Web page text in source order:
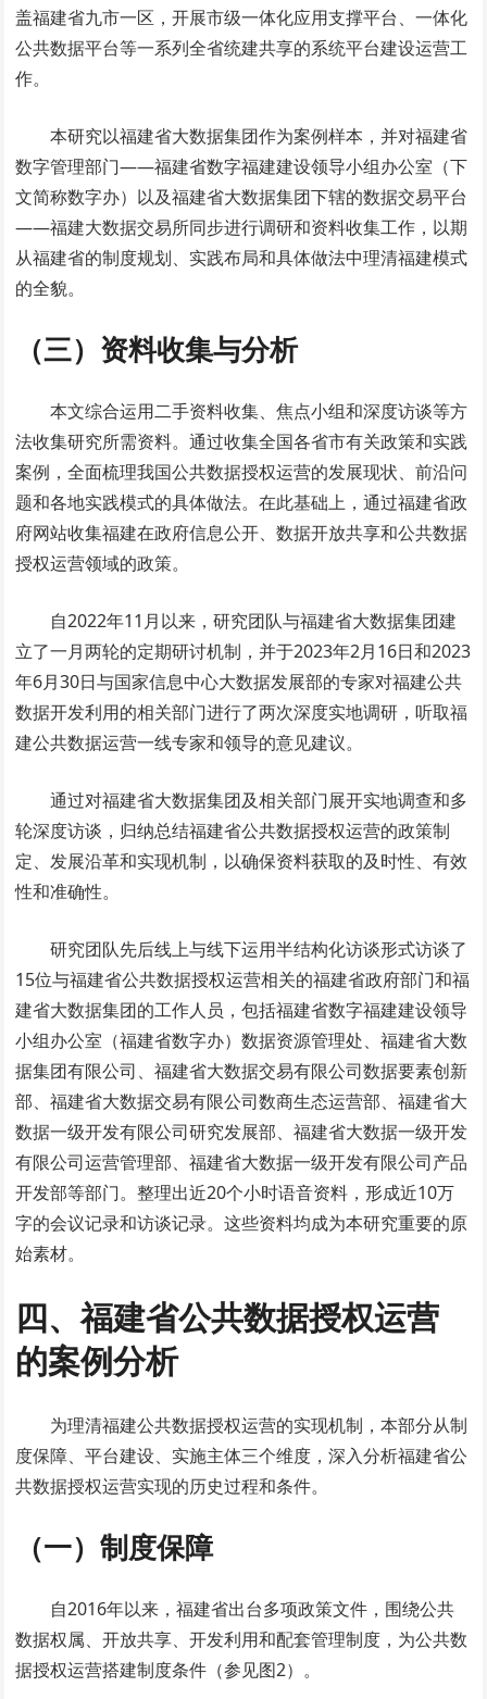
盖福建省九市一区，开展市级一体化应用支撑平台、一体化
公共数据平台等一系列全省统建共享的系统平台建设运营工
作。
本研究以福建省大数据集团作为案例样本，并对福建省
数字管理部门——福建省数字福建建设领导小组办公室（下
文简称数字办）以及福建省大数据集团下辖的数据交易平台
——福建大数据交易所同步进行调研和资料收集工作，以期
从福建省的制度规划、实践布局和具体做法中理清福建模式
的全貌。
（三）资料收集与分析
本文综合运用二手资料收集、焦点小组和深度访谈等方
法收集研究所需资料。通过收集全国各省市有关政策和实践
案例，全面梳理我国公共数据授权运营的发展现状、前沿问
题和各地实践模式的具体做法。在此基础上，通过福建省政
府网站收集福建在政府信息公开、数据开放共享和公共数据
授权运营领域的政策。
自2022年11月以来，研究团队与福建省大数据集团建
立了一月两轮的定期研讨机制，并于2023年2月16日和2023
年6月30日与国家信息中心大数据发展部的专家对福建公共
数据开发利用的相关部门进行了两次深度实地调研，听取福
建公共数据运营一线专家和领导的意见建议。
通过对福建省大数据集团及相关部门展开实地调查和多
轮深度访谈，归纳总结福建省公共数据授权运营的政策制
定、发展沿革和实现机制，以确保资料获取的及时性、有效
性和准确性。
研究团队先后线上与线下运用半结构化访谈形式访谈了
15位与福建省公共数据授权运营相关的福建省政府部门和福
建省大数据集团的工作人员，包括福建省数字福建建设领导
小组办公室（福建省数字办）数据资源管理处、福建省大数
据集团有限公司、福建省大数据交易有限公司数据要素创新
部、福建省大数据交易有限公司数商生态运营部、福建省大
数据一级开发有限公司研究发展部、福建省大数据一级开发
有限公司运营管理部、福建省大数据一级开发有限公司产品
开发部等部门。整理出近20个小时语音资料，形成近10万
字的会议记录和访谈记录。这些资料均成为本研究重要的原
始素材。
四、福建省公共数据授权运营
的案例分析
为理清福建公共数据授权运营的实现机制，本部分从制
度保障、平台建设、实施主体三个维度，深入分析福建省公
共数据授权运营实现的历史过程和条件。
（一）制度保障
自2016年以来，福建省出台多项政策文件，围绕公共
数据权属、开放共享、开发利用和配套管理制度，为公共数
据授权运营搭建制度条件（参见图2）。